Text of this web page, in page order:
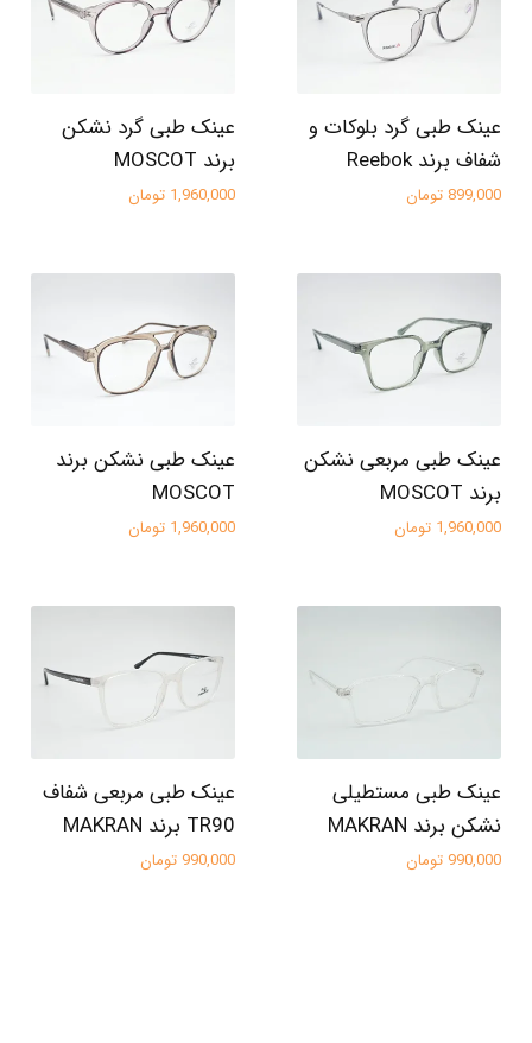
عینک طبی گرد بلوکات و
شفاف برند Reebok
899,000 تومان
عینک طبی گرد نشکن
برند MOSCOT
1,960,000 تومان
عینک طبی مربعی نشکن
برند MOSCOT
1,960,000 تومان
عینک طبی نشکن برند
MOSCOT
1,960,000 تومان
عینک طبی مستطیلی
نشکن برند MAKRAN
990,000 تومان
عینک طبی مربعی شفاف
TR90 برند MAKRAN
990,000 تومان